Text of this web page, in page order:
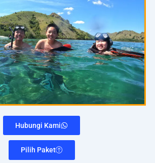
Hubungi Kami
Pilih Paket